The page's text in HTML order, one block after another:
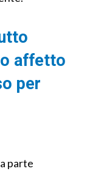
affetto
per
parte